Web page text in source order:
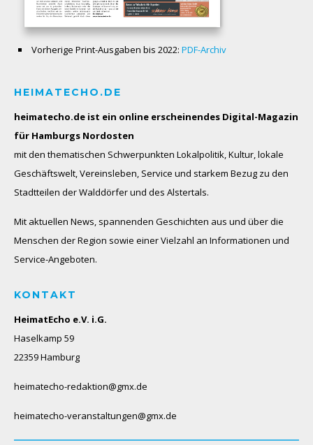
Vorherige Print-Ausgaben bis 2022: PDF-Archiv
HEIMATECHO.DE
heimatecho.de ist ein online erscheinendes Digital-Magazin
für Hamburgs Nordosten
mit den thematischen Schwerpunkten Lokalpolitik, Kultur, lokale
Geschäftswelt, Vereinsleben, Service und starkem Bezug zu den
Stadtteilen der Walddörfer und des Alstertals.
Mit aktuellen News, spannenden Geschichten aus und über die
Menschen der Region sowie einer Vielzahl an Informationen und
Service-Angeboten.
KONTAKT
HeimatEcho e.V. i.G.
Haselkamp 59
22359 Hamburg
heimatecho-redaktion@gmx.de
heimatecho-veranstaltungen@gmx.de